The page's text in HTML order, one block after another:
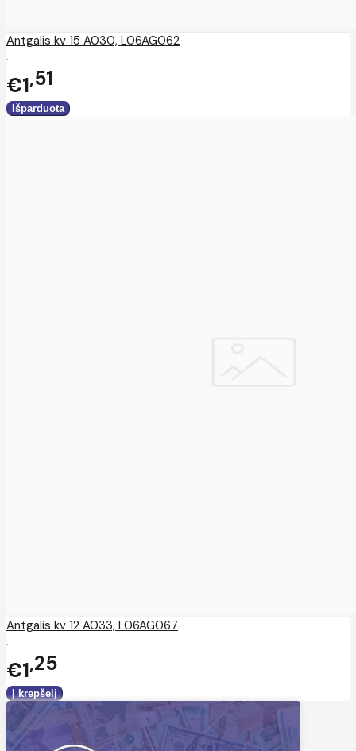
Antgalis kv 15 A030, L06AG062
..
€1 51
Antgalis kv 12 A033, L06AG067
..
€1 25